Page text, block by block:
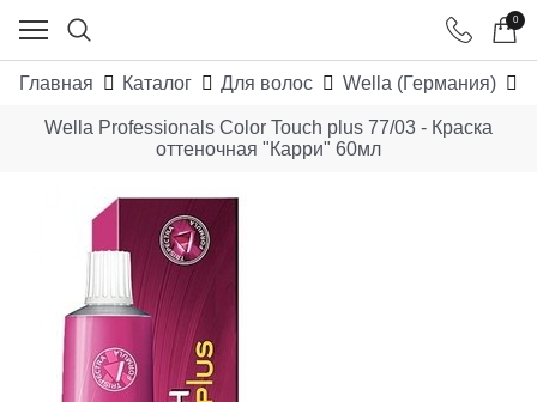
0
Главная Каталог Для волос Wella (Германия)
Wella Professionals Color Touch plus 77/03 - Краска
оттеночная "Карри" 60мл